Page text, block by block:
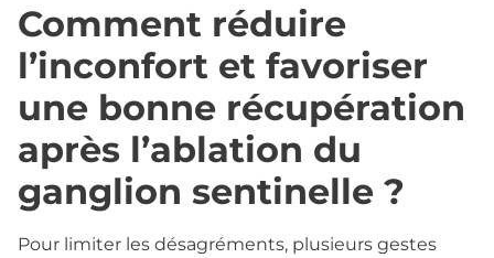
Comment réduire
l’inconfort et favoriser
une bonne récupération
après l’ablation du
ganglion sentinelle ?
Pour limiter les désagréments, plusieurs gestes